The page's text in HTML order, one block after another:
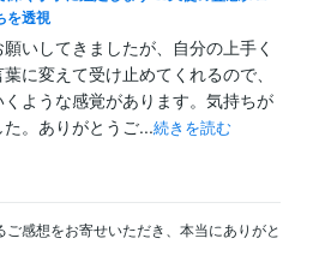
を透視
いしてきましたが、自分の上手く
に変えて受け止めてくれるので、
ような感覚があります。気持ちが
。ありがとうご...続きを読む
ご感想をお寄せいただき、本当にありがと